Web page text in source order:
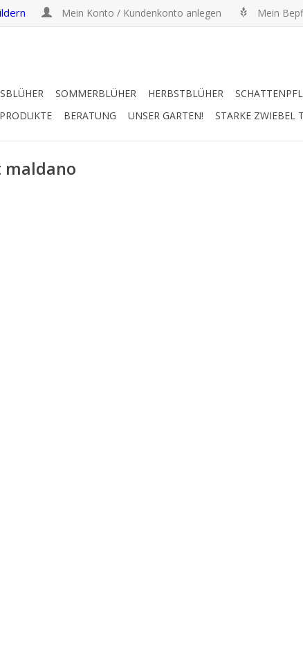
Mein Konto / Kundenkonto anlegen Mein
SOMMERBLÜHER HERBSTBLÜHER
BERATUNG UNSER GARTEN! STARKE ZWIEBEL